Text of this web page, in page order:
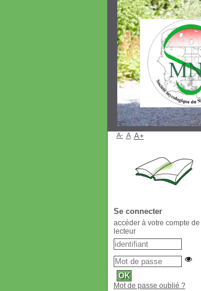
A- A A+
Se connecter
accéder à votre compte de
lecteur
Mot de passe oublié ?